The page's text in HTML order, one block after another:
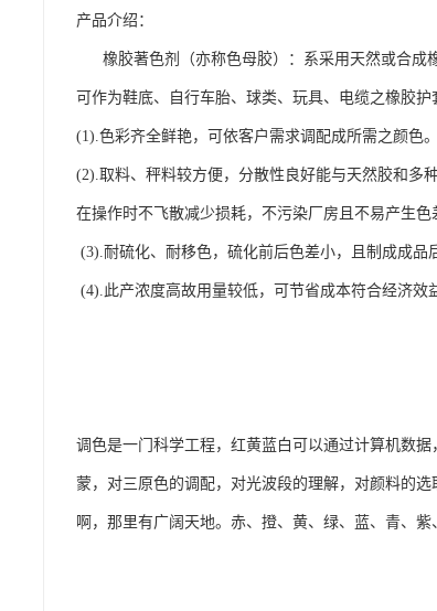
产品介绍：
橡胶著色剂（亦称色母胶）：系采用天然或合成
可作为鞋底、自行车胎、球类、玩具、电缆之橡胶
(1).色彩齐全鲜艳，可依客户需求调配成所需之颜色。
(2).取料、秤料较方便，分散性良好能与天然胶和多
在操作时不飞散减少损耗，不污染厂房且不易产生色
(3).耐硫化、耐移色，硫化前后色差小，且制成成品
(4).此产浓度高故用量较低，可节省成本符合经济效
调色是一门科学工程，红黄蓝白可以通过计算机数
蒙，对三原色的调配，对光波段的理解，对颜料的
啊，那里有广阔天地。赤、撜、黄、绿、蓝、青、紫